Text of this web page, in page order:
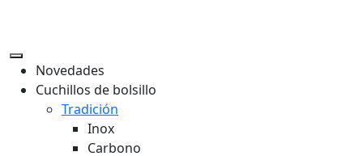
Novedades
Cuchillos de bolsillo
Tradición
Inox
Carbono